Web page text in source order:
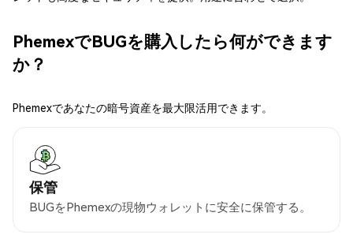
PhemexでBUGを購入したら何ができます
か？
Phemexであなたの暗号資産を最大限活用できます。
保管
BUGをPhemexの現物ウォレットに安全に保管する。